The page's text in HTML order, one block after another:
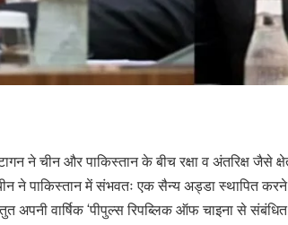
ने चीन और पाकिस्तान के बीच रक्षा व अंतरिक्ष जैसे
ने पाकिस्तान में संभवतः एक सैन्य अड्डा स्थापित करने
अपनी वार्षिक ‘पीपुल्स रिपब्लिक ऑफ चाइना से